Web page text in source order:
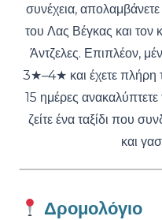
συνέχεια,
του Λας Βέγκας και τον
Άντζελες. Επιπλέον,
3★–4★ και έχετε πλήρη
15 ημέρες ανακαλύπτετε
ζείτε ένα ταξίδι που
και
Δρομολόγιο